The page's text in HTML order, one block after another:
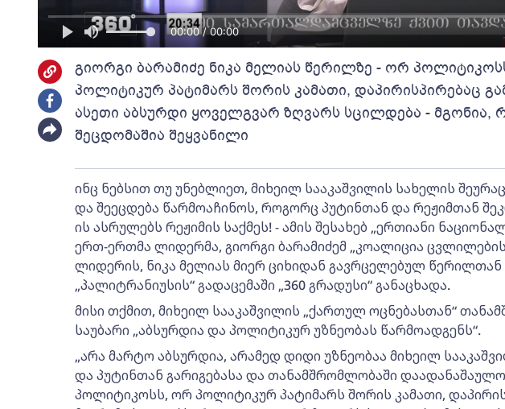
00:00 / 00:00
გიორგი ბარამიძე ნიკა მელიას წერილზე - ორ
პოლიტიკურ პატიმარს შორის კამათი, დაპირისპირებაც
ასეთი აბსურდი ყოველგვარ ზღვარს სცილდება - მგონია,
შეცდომაშია შეყვანილი
ინც ნებსით თუ უნებლიეთ, მიხეილ სააკაშვილის სახელის
და შეეცდება წარმოაჩინოს, როგორც პუტინთან და რეჟიმთან
ის ასრულებს რეჟიმის საქმეს! - ამის შესახებ „ერთიანი
ერთ-ერთმა ლიდერმა, გიორგი ბარამიძემ „კოალიცია
ლიდერის, ნიკა მელიას მიერ ციხიდან გავრცელებულ წერილთან
„პალიტრანიუსის“ გადაცემაში „360 გრადუსი“ განაცხადა.
მისი თქმით, მიხეილ სააკაშვილის „ქართულ ოცნებასთან“
საუბარი „აბსურდია და პოლიტიკურ უზნეობას წარმოადგენს“.
„არა მარტო აბსურდია, არამედ დიდი უზნეობაა მიხეილ
და პუტინთან გარიგებასა და თანამშრომლობაში
პოლიტიკოსს, ორ პოლიტიკურ პატიმარს შორის კამათი,